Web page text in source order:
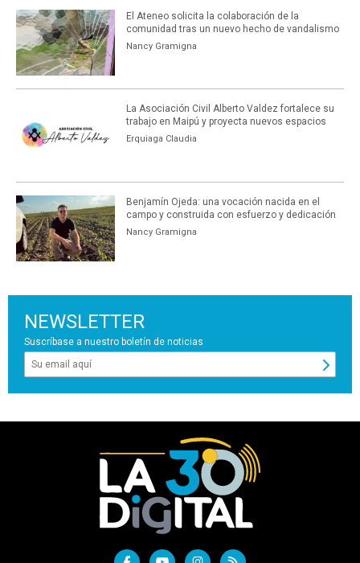
El Ateneo solicita la colaboración de la
comunidad tras un nuevo hecho de vandalismo
Nancy Gramigna
La Asociación Civil Alberto Valdez fortalece su
trabajo en Maipú y proyecta nuevos espacios
Erquiaga Claudia
Benjamín Ojeda: una vocación nacida en el
campo y construida con esfuerzo y dedicación
Nancy Gramigna
NEWSLETTER
Suscríbase a nuestro boletín de noticias